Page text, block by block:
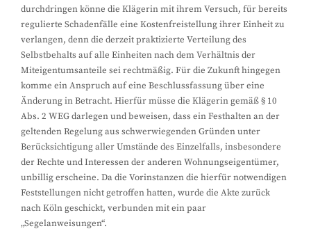
durchdringen könne die Klägerin mit ihrem Versuch, für bereits
regulierte Schadenfälle eine Kostenfreistellung ihrer Einheit zu
verlangen, denn die derzeit praktizierte Verteilung des
Selbstbehalts auf alle Einheiten nach dem Verhältnis der
Miteigentumsanteile sei rechtmäßig. Für die Zukunft hingegen
komme ein Anspruch auf eine Beschlussfassung über eine
Änderung in Betracht. Hierfür müsse die Klägerin gemäß § 10
Abs. 2 WEG darlegen und beweisen, dass ein Festhalten an der
geltenden Regelung aus schwerwiegenden Gründen unter
Berücksichtigung aller Umstände des Einzelfalls, insbesondere
der Rechte und Interessen der anderen Wohnungseigentümer,
unbillig erscheine. Da die Vorinstanzen die hierfür notwendigen
Feststellungen nicht getroffen hatten, wurde die Akte zurück
nach Köln geschickt, verbunden mit ein paar
„Segelanweisungen“.